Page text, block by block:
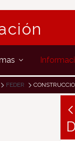
FEDER CONSTRUCCION NUEVO